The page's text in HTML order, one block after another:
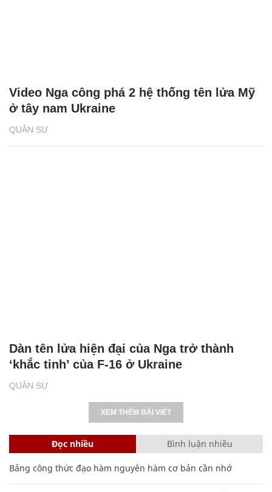
QUÂN SỰ
Video Nga công phá 2 hệ thống tên lửa Mỹ
ở tây nam Ukraine
QUÂN SỰ
Dàn tên lửa hiện đại của Nga trở thành
‘khắc tinh’ của F-16 ở Ukraine
XEM THÊM BÀI VIẾT
Đọc nhiều Bình luận nhiều
Bảng công thức đạo hàm nguyên hàm cơ bản cần nhớ